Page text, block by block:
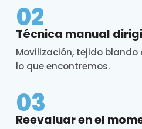
02
Técnica manual
Movilización, tejido
lo que encontremos.
03
Reevaluar en el